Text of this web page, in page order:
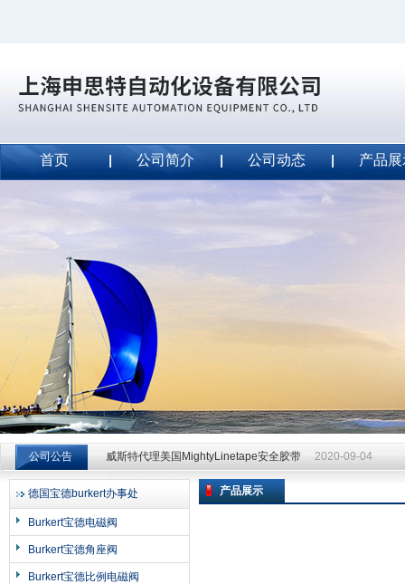
上海申思特自动化设备有限公司
首页 公司简介 公司动态 产品
公司公告
威斯特代理美国MightyLinetape安全胶带 2020-09-04
威斯特代理美国MightyLinetape安全胶带 2020-09-04
威斯特代理美国MightyLinetape安全胶带
德国宝德burkert办事处
Burkert宝德电磁阀
Burkert宝德角座阀
Burkert宝德比例电磁阀
产品展示